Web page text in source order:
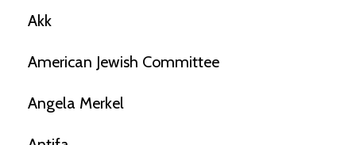
Akk
American Jewish Committee
Angela Merkel